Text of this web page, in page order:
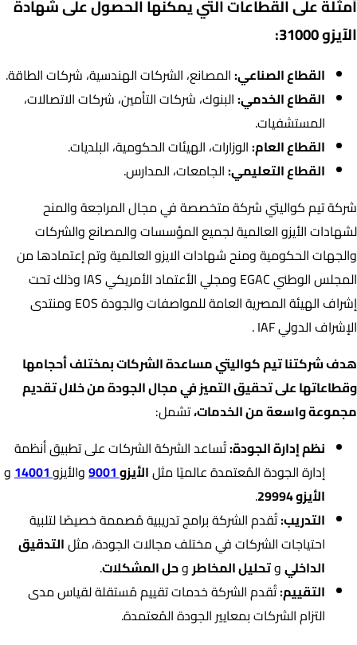
أمثلة على القطاعات التي يمكنها الحصول على شهادة
الآيزو 31000:
القطاع الصناعي:المصانع، الشركات الهندسية، شركات الطاقة.
القطاع الخدمي:البنوك، شركات التأمين، شركات الاتصالات،
المستشفيات.
القطاع العام:الوزارات، الهيئات الحكومية، البلديات.
القطاع التعليمي:الجامعات، المدارس.
شركة تيم كواليتي شركة متخصصة في مجال المراجعة والمنح
لشهادات الأيزو العالمية لجميع المؤسسات والمصانع والشركات
والجهات الحكومية ومنح شهادات الايزو العالمية وتم إعتمادها من
المجلس الوطني EGAC ومجلي الأعتماد الأمريكي IAS وذلك تحت
إشراف الهيئة المصرية العامة للمواصفات والجودة EOS ومنتدى
الإشراف الدولي IAF .
هدف شركتنا تيم كواليتي مساعدة الشركات بمختلف أحجامها
وقطاعاتها على تحقيق التميز في مجال الجودة من خلال تقديم
مجموعة واسعة من الخدمات،تشمل:
نظم إدارة الجودة:تُساعد الشركة الشركات على تطبيق أنظمة
إدارة الجودة المُعتمدة عالميًا مثلالأيزو9001والأيزو14001و
الأيزو 29994
.
التدريب:تُقدم الشركة برامج تدريبية مُصممة خصيصًا لتلبية
احتياجات الشركات في مختلف مجالات الجودة، مثلالتدقيق
الداخليوتحليل المخاطروحل المشكلات.
التقييم:تُقدم الشركة خدمات تقييم مُستقلة لقياس مدى
التزام الشركات بمعايير الجودة المُعتمدة.